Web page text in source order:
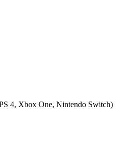
4, Xbox One, Nintendo Switch)